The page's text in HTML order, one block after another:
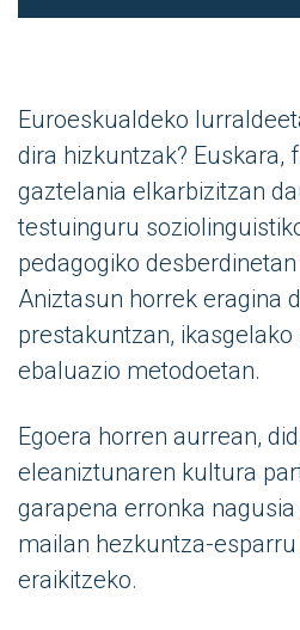
Euroeskualdeko
dira hizkuntzak? Euskara,
gaztelania elkarbizitzan
testuinguru
pedagogiko
Aniztasun horrek eragina
prestakuntzan,
ebaluazio metodoetan.
Egoera horren aurrean,
eleaniztunaren kultura
garapena erronka
mailan hezkuntza-
eraikitzeko.